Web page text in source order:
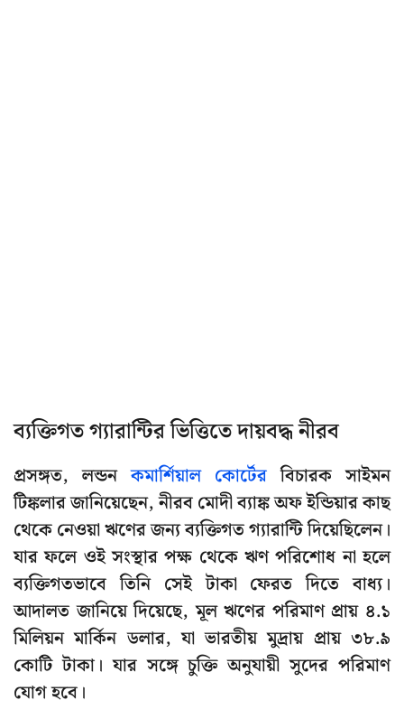
ব্যক্তিগত গ্যারান্টির ভিত্তিতে দায়বদ্ধ নীরব
প্রসঙ্গত, লন্ডনকমার্শিয়াল কোর্টের বিচারক সাইমন
টিঙ্কলার জানিয়েছেন, নীরব মোদী ব্যাঙ্ক অফ ইন্ডিয়ার কাছ
থেকে নেওয়া ঋণের জন্য ব্যক্তিগত গ্যারান্টি দিয়েছিলেন।
যার ফলে ওই সংস্থার পক্ষ থেকে ঋণ পরিশোধ না হলে
ব্যক্তিগতভাবে তিনি সেই টাকা ফেরত দিতে বাধ্য।
আদালত জানিয়ে দিয়েছে, মূল ঋণের পরিমাণ প্রায় ৪.১
মিলিয়ন মার্কিন ডলার, যা ভারতীয় মুদ্রায় প্রায় ৩৮.৯
কোটি টাকা। যার সঙ্গে চুক্তি অনুযায়ী সুদের পরিমাণ
যোগ হবে।